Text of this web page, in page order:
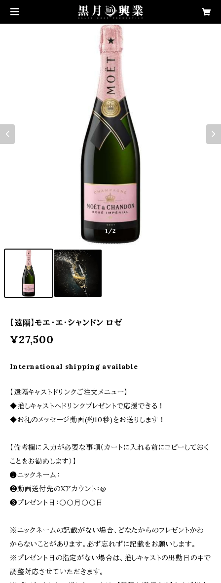
1/2
【遠隔】モエ・エ・シャンドン ロゼ
¥27,500
International shipping available
【遠隔キャストドリンクご注文メニュー】
◆推しキャストへドリンクプレゼントで応援できる！
◆お礼のメッセージ動画(約10秒)をお送りします！
【備考欄に入力が必要な事項（カートに入れる前にコピーしておく
ことをお勧めします）】
❶ニックネーム：
❷動画送付先のXアカウント：@
❸プレゼント日：〇〇月〇〇日
※ニックネームの記載がない場合、どなたからのプレゼントかわ
からないことがあります。必ず忘れずに記載をお願いします。
※プレゼント日の指定がない場合は、推しキャストの出勤日の中で
調整対応させていただきます。